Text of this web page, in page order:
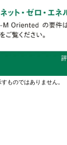
ものではありません。